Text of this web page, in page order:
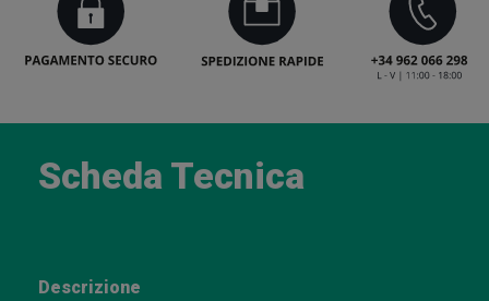
Scheda Tecnica
Descrizione